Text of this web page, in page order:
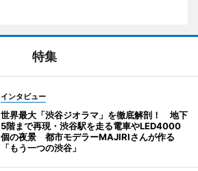
特集
インタビュー
世界最大「渋谷ジオラマ」を徹底解剖！ 地下
5階まで再現・渋谷駅を走る電車やLED4000
個の夜景 都市モデラーMAJIRIさんが作る
「もう一つの渋谷」